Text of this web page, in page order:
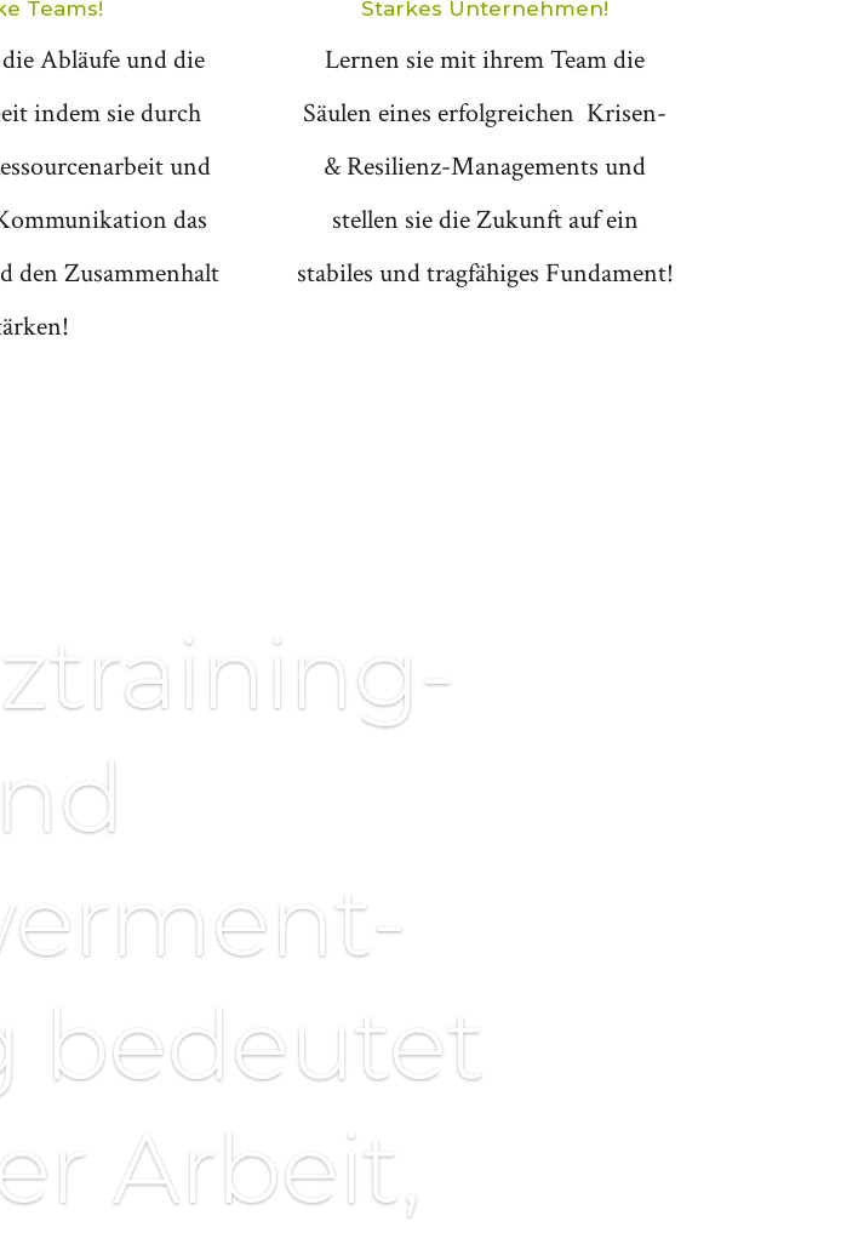
Teams!
Abläufe und die
indem sie durch
und
das
den Zusammenhalt
Starkes Unternehmen!
Lernen sie mit ihrem Team die
Säulen eines erfolgreichen Krisen-
& Resilienz-Managements und
stellen sie die Zukunft auf ein
stabiles und tragfähiges Fundament!
bedeutet
Arbeit,